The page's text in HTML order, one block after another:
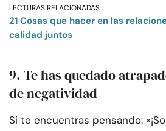
LECTURAS RELACIONADAS :
21 Cosas que hacer en las
calidad juntos
9. Te has quedado
de negatividad
Si te encuentras pensando: